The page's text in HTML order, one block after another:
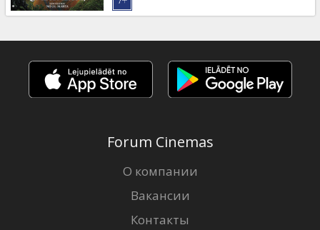
Клуб
Forum Cinemas
О компании
Вакансии
Контакты